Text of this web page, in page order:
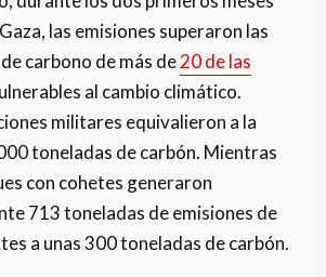
las emisiones superaron las
carbono de más de20 de las
al cambio climático.
militares equivalieron a la
toneladas de carbón. Mientras
con cohetes generaron
713 toneladas de emisiones de
a unas 300 toneladas de carbón.